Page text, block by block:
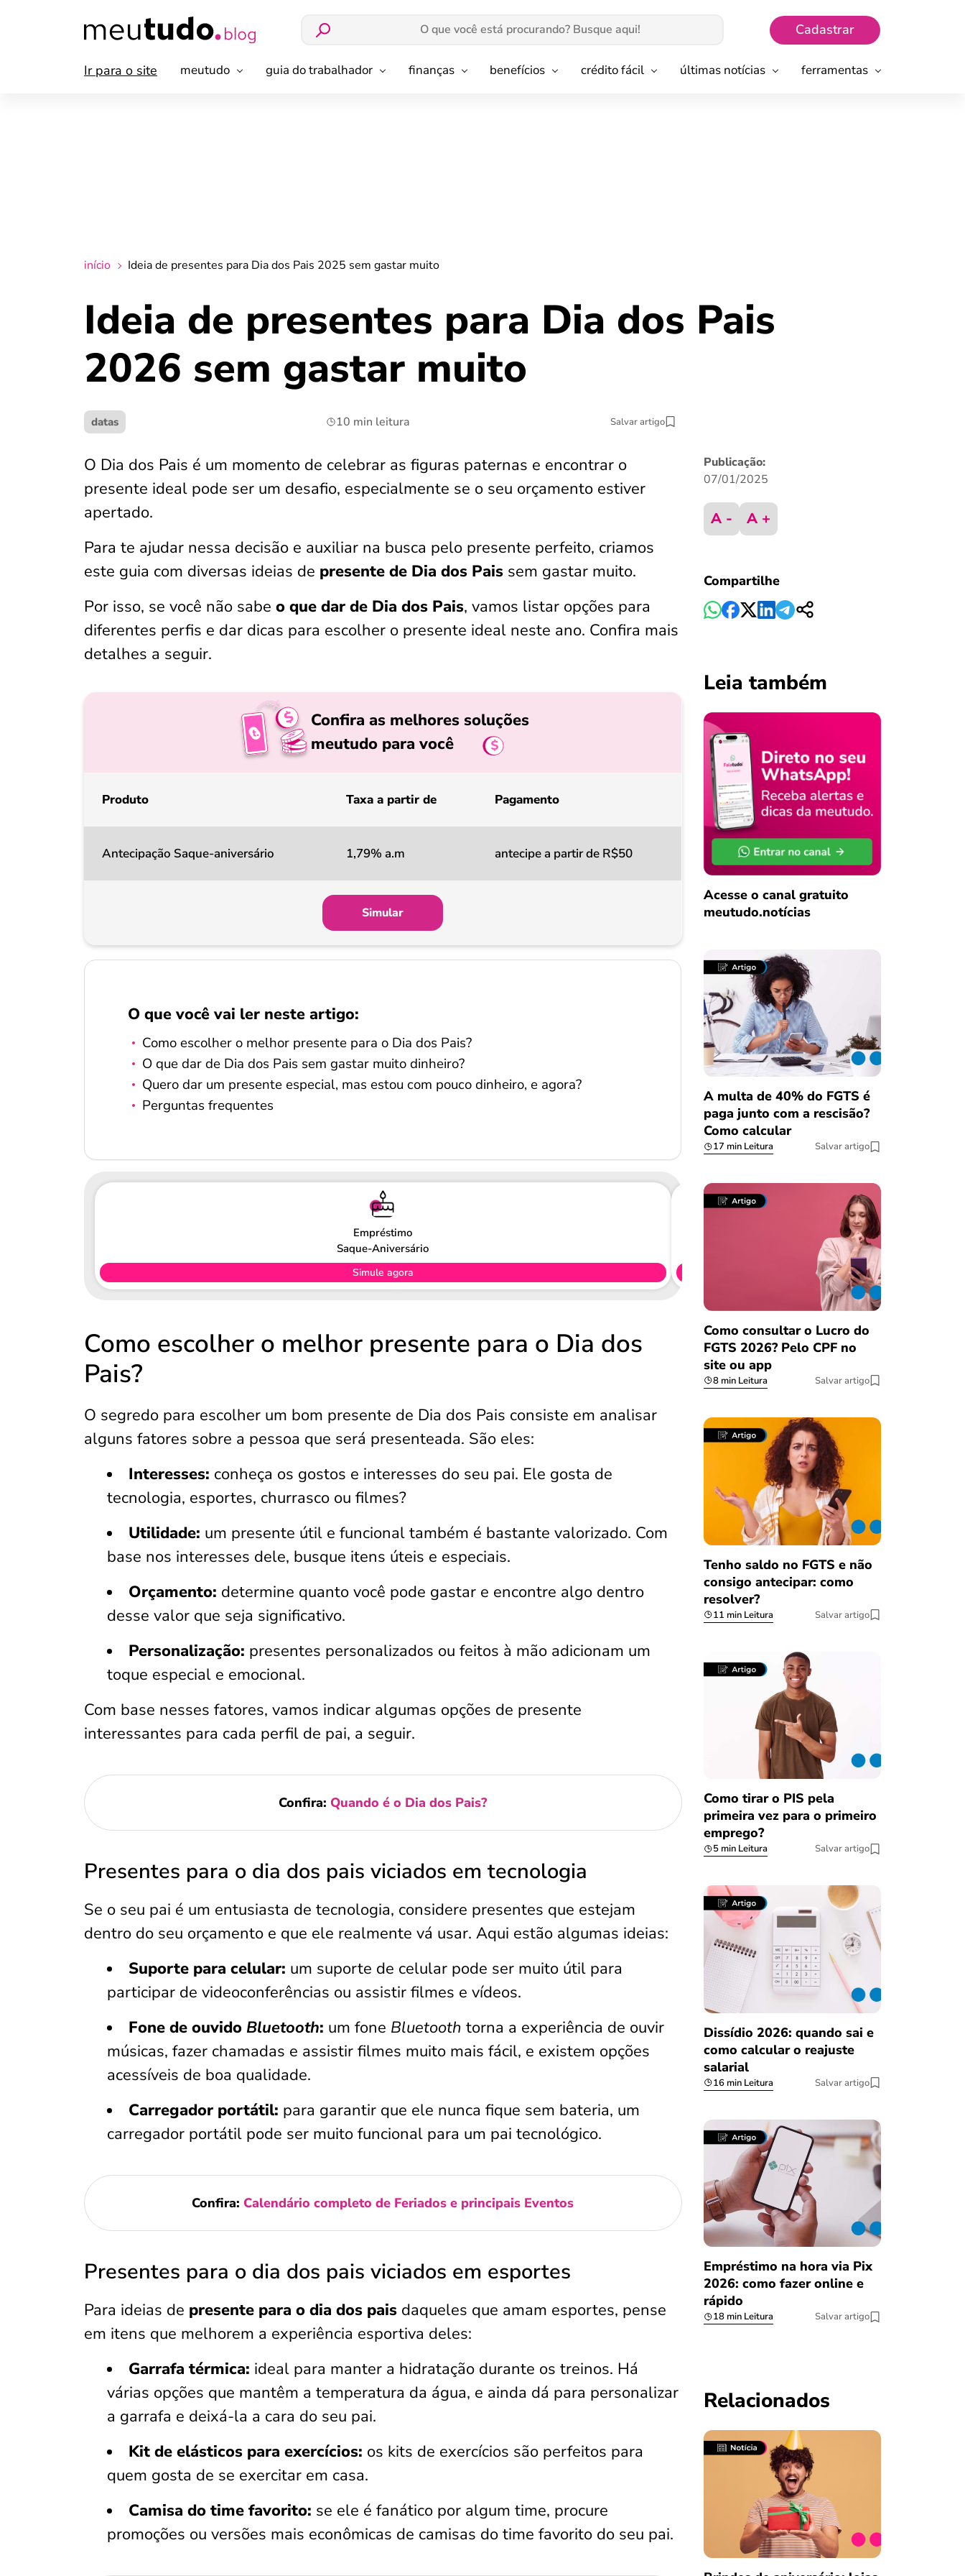
Cadastrar
Ir para o site meutudo guia do trabalhador finanças benefícios crédito fácil últimas notícias ferramentas
início Ideia de presentes para Dia dos Pais 2025 sem gastar muito
Ideia de presentes para Dia dos Pais
2026 sem gastar muito
datas 10 min leitura Salvar artigo
O Dia dos Pais é um momento de celebrar as figuras paternas e encontrar o
presente ideal pode ser um desafio, especialmente se o seu orçamento estiver
apertado.
Para te ajudar nessa decisão e auxiliar na busca pelo presente perfeito, criamos
este guia com diversas ideias de presente de Dia dos Pais sem gastar muito.
Por isso, se você não sabe o que dar de Dia dos Pais, vamos listar opções para
diferentes perfis e dar dicas para escolher o presente ideal neste ano. Confira mais
detalhes a seguir.
Confira as melhores soluções
meutudo para você
Produto Taxa a partir de Pagamento
Antecipação Saque-aniversário 1,79% a.m antecipe a partir de R$50
Simular
O que você vai ler neste artigo:
Como escolher o melhor presente para o Dia dos Pais?
O que dar de Dia dos Pais sem gastar muito dinheiro?
Quero dar um presente especial, mas estou com pouco dinheiro, e agora?
Perguntas frequentes
Empréstimo
Saque-Aniversário
Simule agora
Como escolher o melhor presente para o Dia dos
Pais?
O segredo para escolher um bom presente de Dia dos Pais consiste em analisar
alguns fatores sobre a pessoa que será presenteada. São eles:
Interesses: conheça os gostos e interesses do seu pai. Ele gosta de
tecnologia, esportes, churrasco ou filmes?
Utilidade: um presente útil e funcional também é bastante valorizado. Com
base nos interesses dele, busque itens úteis e especiais.
Orçamento: determine quanto você pode gastar e encontre algo dentro
desse valor que seja significativo.
Personalização: presentes personalizados ou feitos à mão adicionam um
toque especial e emocional.
Com base nesses fatores, vamos indicar algumas opções de presente
interessantes para cada perfil de pai, a seguir.
Confira: Quando é o Dia dos Pais?
Presentes para o dia dos pais viciados em tecnologia
Se o seu pai é um entusiasta de tecnologia, considere presentes que estejam
dentro do seu orçamento e que ele realmente vá usar. Aqui estão algumas ideias:
Suporte para celular: um suporte de celular pode ser muito útil para
participar de videoconferências ou assistir filmes e vídeos.
Fone de ouvido Bluetooth: um fone Bluetooth torna a experiência de ouvir
músicas, fazer chamadas e assistir filmes muito mais fácil, e existem opções
acessíveis de boa qualidade.
Carregador portátil: para garantir que ele nunca fique sem bateria, um
carregador portátil pode ser muito funcional para um pai tecnológico.
Confira: Calendário completo de Feriados e principais Eventos
Presentes para o dia dos pais viciados em esportes
Para ideias de presente para o dia dos pais daqueles que amam esportes, pense
em itens que melhorem a experiência esportiva deles:
Garrafa térmica: ideal para manter a hidratação durante os treinos. Há
várias opções que mantêm a temperatura da água, e ainda dá para personalizar
a garrafa e deixá-la a cara do seu pai.
Kit de elásticos para exercícios: os kits de exercícios são perfeitos para
quem gosta de se exercitar em casa.
Camisa do time favorito: se ele é fanático por algum time, procure
promoções ou versões mais econômicas de camisas do time favorito do seu pai.
Salvar Ferramenta
Publicação:
07/01/2025
A - A +
Compartilhe
Leia também
Acesse o canal gratuito
meutudo.notícias
A multa de 40% do FGTS é
paga junto com a rescisão?
Como calcular
17 min Leitura Salvar artigo
Como consultar o Lucro do
FGTS 2026? Pelo CPF no
site ou app
8 min Leitura Salvar artigo
Tenho saldo no FGTS e não
consigo antecipar: como
resolver?
11 min Leitura Salvar artigo
Como tirar o PIS pela
primeira vez para o primeiro
emprego?
5 min Leitura Salvar artigo
Dissídio 2026: quando sai e
como calcular o reajuste
salarial
16 min Leitura Salvar artigo
Empréstimo na hora via Pix
2026: como fazer online e
rápido
18 min Leitura Salvar artigo
Relacionados